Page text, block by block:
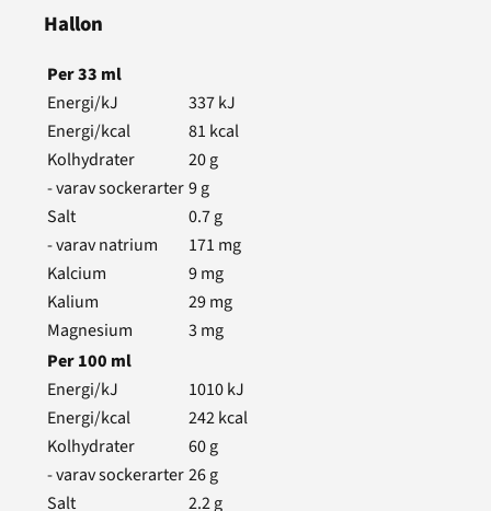
Hallon
Per33 ml
Energi/kJ
337kJ
Energi/kcal
81 kcal
Kolhydrater
20g
- varav sockerarter9g
Salt
0.7g
- varav natrium
171 mg
Kalcium
9mg
Kalium
29mg
Magnesium
3 mg
Per100 ml
Energi/kJ
1010kJ
Energi/kcal
242kcal
Kolhydrater
60g
- varav sockerarter26g
Salt
2.2g